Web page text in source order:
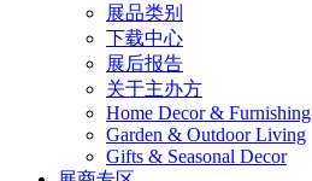
展品类别
下载中心
展后报告
关于主办方
Home Decor & Furnishing
Garden & Outdoor Living
Gifts & Seasonal Decor